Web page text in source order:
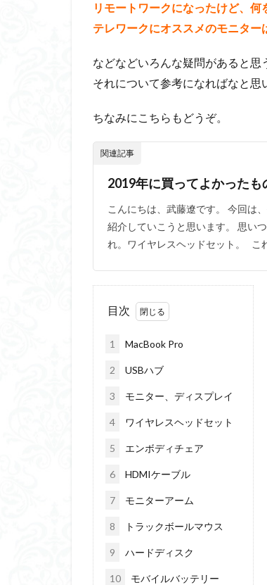
リモートワークになったけど、何
テレワークにオススメのモニター
などなどいろんな疑問があると思
それについて参考になればなと思
ちなみにこちらもどうぞ。
関連記事
2019年に買ってよかったも
こんにちは、武藤遼です。 今回は
紹介していこうと思います。 思い
れ。ワイヤレスヘッドセット。 こ
目次
1 MacBook Pro
2 USBハブ
3 モニター、ディスプレイ
4 ワイヤレスヘッドセット
5 エンボディチェア
6 HDMIケーブル
7 モニターアーム
8 トラックボールマウス
9 ハードディスク
10 モバイルバッテリー